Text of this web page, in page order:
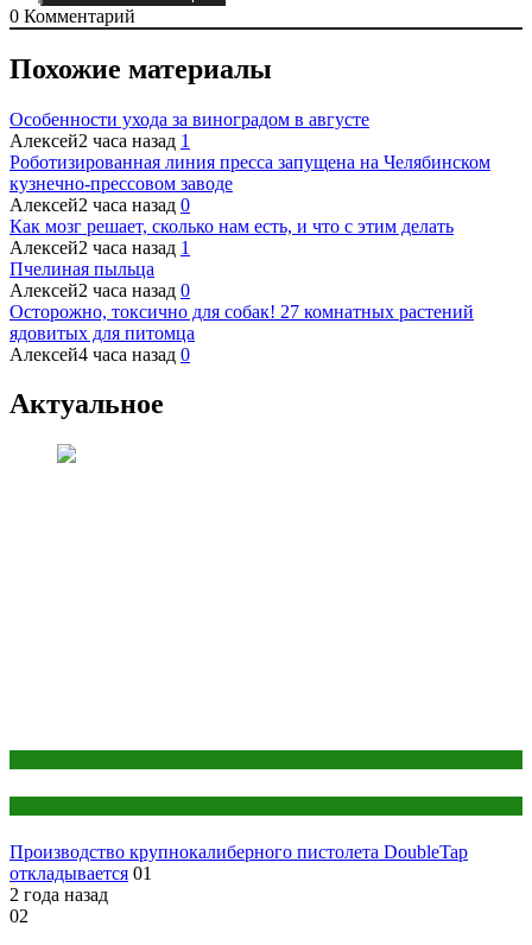
0 Комментарий
Похожие материалы
Особенности ухода за виноградом в августе
Алексей2 часа назад 1
Роботизированная линия пресса запущена на Челябинском
кузнечно-прессовом заводе
Алексей2 часа назад 0
Как мозг решает, сколько нам есть, и что с этим делать
Алексей2 часа назад 1
Пчелиная пыльца
Алексей2 часа назад 0
Осторожно, токсично для собак! 27 комнатных растений
ядовитых для питомца
Алексей4 часа назад 0
Актуальное
Производство крупнокалиберного пистолета DoubleTap
откладывается 01
2 года назад
02